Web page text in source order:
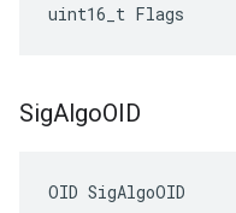
uint16_t Flags
SigAlgoOID
OID SigAlgoOID